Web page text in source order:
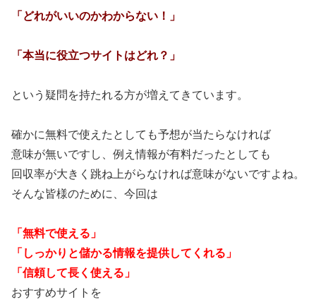
「どれがいいのかわからない！」
「本当に役立つサイトはどれ？」
という疑問を持たれる方が増えてきています。
確かに無料で使えたとしても予想が当たらなければ
意味が無いですし、例え情報が有料だったとしても
回収率が大きく跳ね上がらなければ意味がないですよね。
そんな皆様のために、今回は
「無料で使える」
「しっかりと儲かる情報を提供してくれる」
「信頼して長く使える」
おすすめサイトを